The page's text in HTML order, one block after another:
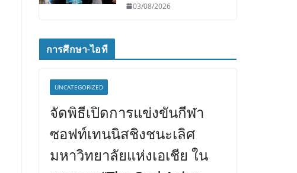
03/08/2026
การศึกษา-ไอที
UNCATEGORIZED
จัดพิธีเปิดการแข่งขันกีฬา
ซอฟท์เทนนิสชิงชนะเลิศ
มหาวิทยาลัยแห่งเอเชีย ใน